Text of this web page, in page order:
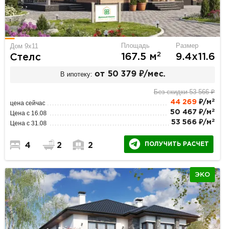
Дом 9х11
Стелс
Площадь
167.5 м2
Размер
9.4х11.6
В ипотеку: от 50 379 ₽/мес.
Без скидки 53 566 ₽
цена сейчас 44 269 ₽/м 2
Цена с 16.08 50 467 ₽/м 2
Цена с 31.08 53 566 ₽/м 2
4 2 2 ПОЛУЧИТЬ РАСЧЕТ
ЭКО